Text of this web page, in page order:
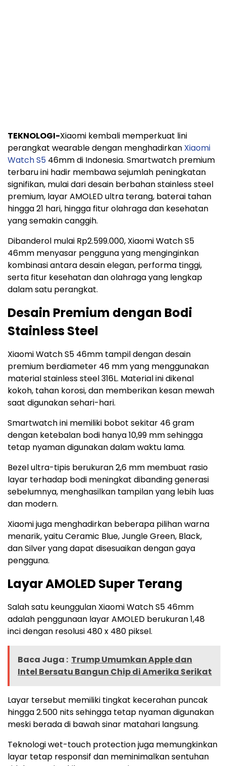
TEKNOLOGI-Xiaomi kembali memperkuat lini
perangkat wearable dengan menghadirkan Xiaomi
Watch S5 46mm di Indonesia. Smartwatch premium
terbaru ini hadir membawa sejumlah peningkatan
signifikan, mulai dari desain berbahan stainless steel
premium, layar AMOLED ultra terang, baterai tahan
hingga 21 hari, hingga fitur olahraga dan kesehatan
yang semakin canggih.
Dibanderol mulai Rp2.599.000, Xiaomi Watch S5
46mm menyasar pengguna yang menginginkan
kombinasi antara desain elegan, performa tinggi,
serta fitur kesehatan dan olahraga yang lengkap
dalam satu perangkat.
Desain Premium dengan Bodi
Stainless Steel
Xiaomi Watch S5 46mm tampil dengan desain
premium berdiameter 46 mm yang menggunakan
material stainless steel 316L. Material ini dikenal
kokoh, tahan korosi, dan memberikan kesan mewah
saat digunakan sehari-hari.
Smartwatch ini memiliki bobot sekitar 46 gram
dengan ketebalan bodi hanya 10,99 mm sehingga
tetap nyaman digunakan dalam waktu lama.
Bezel ultra-tipis berukuran 2,6 mm membuat rasio
layar terhadap bodi meningkat dibanding generasi
sebelumnya, menghasilkan tampilan yang lebih luas
dan modern.
Xiaomi juga menghadirkan beberapa pilihan warna
menarik, yaitu Ceramic Blue, Jungle Green, Black,
dan Silver yang dapat disesuaikan dengan gaya
pengguna.
Layar AMOLED Super Terang
Salah satu keunggulan Xiaomi Watch S5 46mm
adalah penggunaan layar AMOLED berukuran 1,48
inci dengan resolusi 480 x 480 piksel.
Baca Juga : Trump Umumkan Apple dan
Intel Bersatu Bangun Chip di Amerika Serikat
Layar tersebut memiliki tingkat kecerahan puncak
hingga 2.500 nits sehingga tetap nyaman digunakan
meski berada di bawah sinar matahari langsung.
Teknologi wet-touch protection juga memungkinkan
layar tetap responsif dan meminimalkan sentuhan